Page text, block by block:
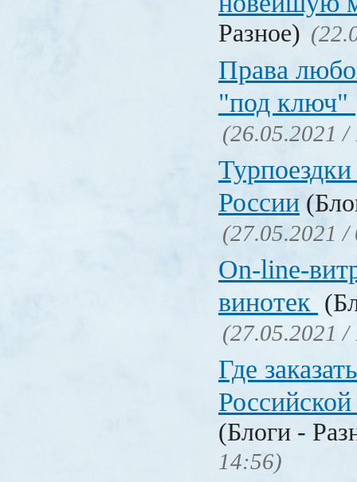
Разное)
Права
"под ключ"
(26.05.2021 /
России
(27.05.2021 /
On-line-
винотек
(27.05.2021 /
Где
(Блоги -
14:56)